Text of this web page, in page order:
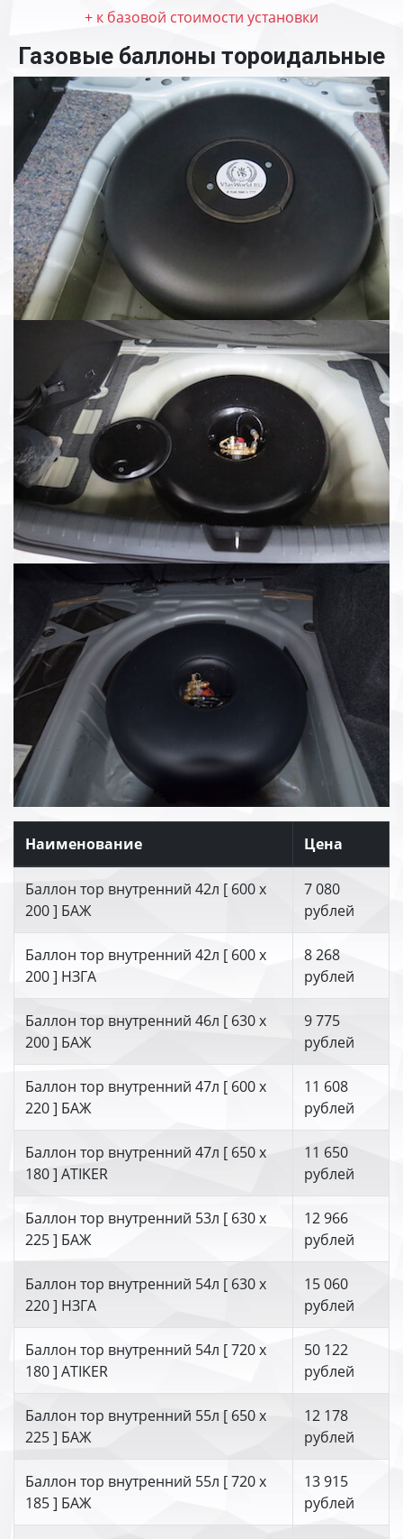
+ к базовой стоимости установки
Газовые баллоны тороидальные
Наименование Цена
Баллон тор внутренний 42л [ 600 х
200 ] БАЖ
7 080
рублей
Баллон тор внутренний 42л [ 600 х
200 ] НЗГА
8 268
рублей
Баллон тор внутренний 46л [ 630 х
200 ] БАЖ
9 775
рублей
Баллон тор внутренний 47л [ 600 х
220 ] БАЖ
11 608
рублей
Баллон тор внутренний 47л [ 650 х
180 ] ATIKER
11 650
рублей
Баллон тор внутренний 53л [ 630 х
225 ] БАЖ
12 966
рублей
Баллон тор внутренний 54л [ 630 х
220 ] НЗГА
15 060
рублей
Баллон тор внутренний 54л [ 720 х
180 ] ATIKER
50 122
рублей
Баллон тор внутренний 55л [ 650 х
225 ] БАЖ
12 178
рублей
Баллон тор внутренний 55л [ 720 х
185 ] БАЖ
13 915
рублей